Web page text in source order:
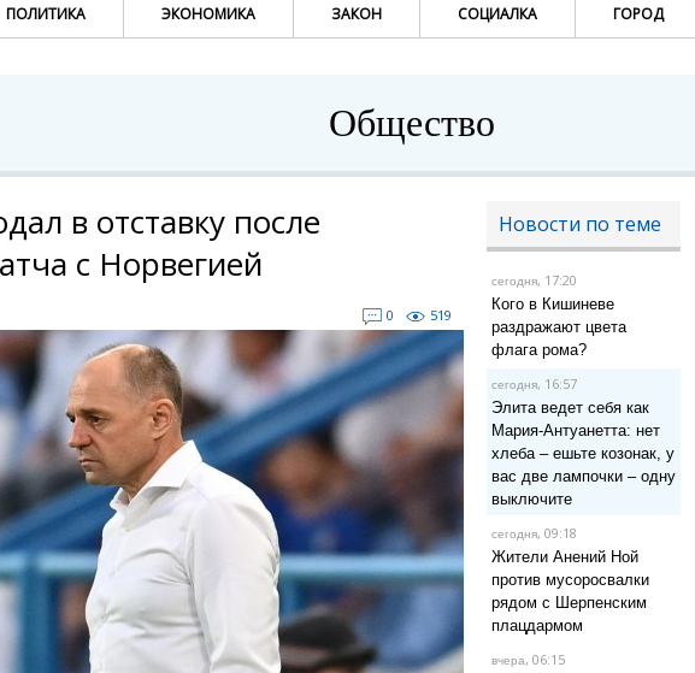
ПОЛИТИКА ЭКОНОМИКА ЗАКОН СОЦИАЛКА ГОРОД
Общество
в отставку после
с Норвегией
0 519
Новости по теме
сегодня, 17:20
Кого в Кишиневе
раздражают цвета
флага рома?
сегодня, 16:57
Элита ведет себя как
Мария-Антуанетта: нет
хлеба – ешьте козонак, у
вас две лампочки – одну
выключите
сегодня, 09:18
Жители Анений Ной
против мусоросвалки
рядом с Шерпенским
плацдармом
вчера, 06:15